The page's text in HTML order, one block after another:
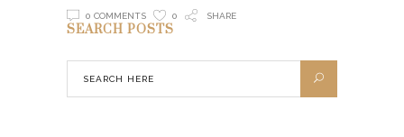
0 COMMENTS 0 SHARE
SEARCH POSTS